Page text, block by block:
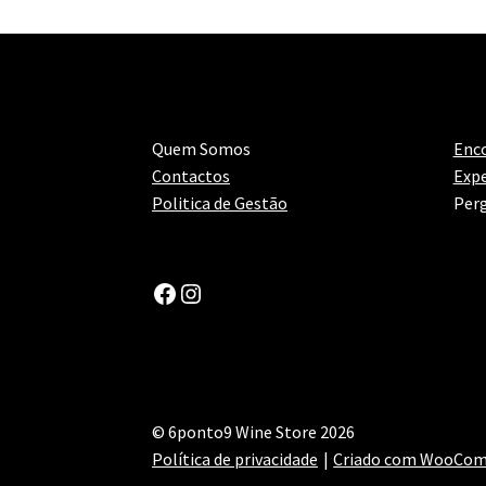
Quem Somos
Contactos
Politica de Gestão
Facebook
Instagram
© 6ponto9 Wine Store 2026
Política de privacidade
Criado com